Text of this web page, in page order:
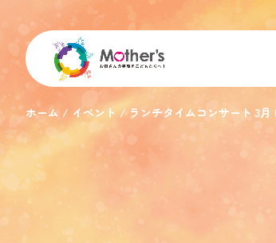
ホーム イベント ランチタイムコンサート 3